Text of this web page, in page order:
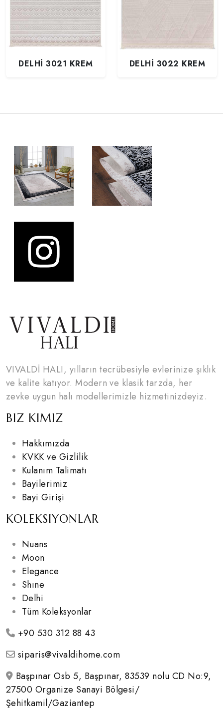
DELHİ 3021 KREM DELHİ 3022 KREM
VIVALDİ HALI, yılların tecrübesiyle evlerinize şıklık
ve kalite katıyor. Modern ve klasik tarzda, her
zevke uygun halı modellerimizle hizmetinizdeyiz.
BIZ KIMIZ
Hakkımızda
KVKK ve Gizlilik
Kulanım Talimatı
Bayilerimiz
Bayi Girişi
KOLEKSIYONLAR
Nuans
Moon
Elegance
Shıne
Delhi
Tüm Koleksyonlar
+90 530 312 88 43
siparis@vivaldihome.com
Başpınar Osb 5, Başpınar, 83539 nolu CD No:9,
27500 Organize Sanayi Bölgesi/
Şehitkamil/Gaziantep